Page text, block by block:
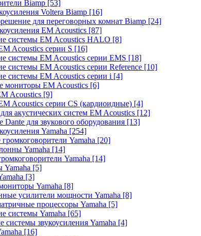
Biamp [53]
Voltera Biamp [16]
для переговорных комнат Biamp [24]
EM Acoustics [87]
системы EM Acoustics HALO [8]
Acoustics серии S [16]
системы EM Acoustics серии EMS [18]
системы EM Acoustics серии Reference [10]
системы EM Acoustics серии i [4]
мониторы EM Acoustics [6]
Acoustics [9]
Acoustics серии CS (кардиоидные) [4]
акустических систем EM Acoustics [12]
для звукового оборудования [13]
Yamaha [254]
Yamaha [20]
Yamaha [14]
Yamaha [14]
[5]
[3]
Yamaha [8]
усилители мощности Yamaha [8]
процессоры Yamaha [5]
системы Yamaha [65]
системы звукоусиления Yamaha [4]
[16]